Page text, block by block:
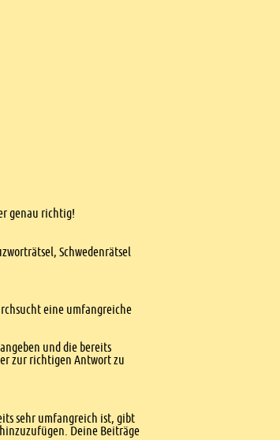
genau richtig!
Schwedenrätsel
eine umfangreiche
und die bereits
zur richtigen Antwort zu
sehr umfangreich ist, gibt
Deine Beiträge